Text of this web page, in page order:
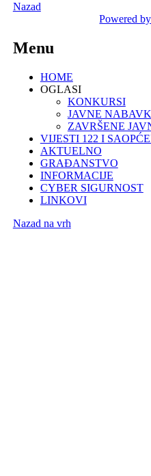
Nazad
Powered
Menu
HOME
OGLASI
KONKURSI
JAVNE
ZAVRŠENE
VIJESTI 122 I
AKTUELNO
GRAĐANSTVO
INFORMACIJE
CYBER SIGURNOST
LINKOVI
Nazad na vrh